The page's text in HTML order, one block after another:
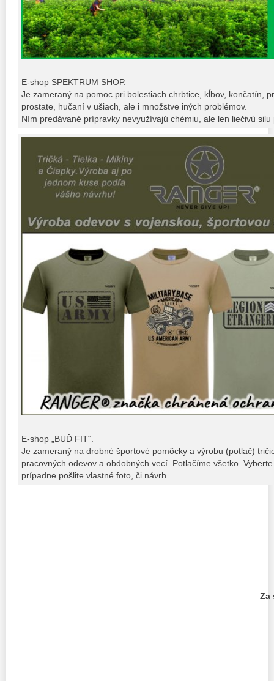
E-shop SPEKTRUM SHOP.
Je zameraný na pomoc pri bolestiach chrbtice, kĺbov, končatín,
prostate, hučaní v ušiach, ale i množstve iných problémov.
Ním predávané prípravky nevyužívajú chémiu, ale len liečivú
E-shop „BUĎ FIT“.
Je zameraný na drobné športové pomôcky a výrobu (potlač)
pracovných odevov a obdobných vecí. Potlačíme všetko.
prípadne pošlite vlastné foto, či návrh.
Za